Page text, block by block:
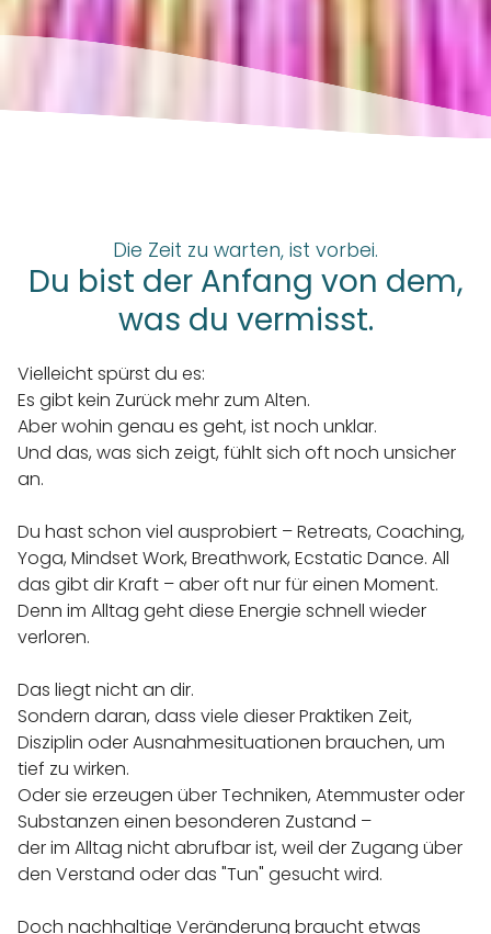
Die Zeit zu warten, ist vorbei.
Du bist der Anfang von dem,
was du vermisst.
Vielleicht spürst du es:
Es gibt kein Zurück mehr zum Alten.
Aber wohin genau es geht, ist noch unklar.
Und das, was sich zeigt, fühlt sich oft noch unsicher
an.
Du hast schon viel ausprobiert – Retreats, Coaching,
Yoga, Mindset Work, Breathwork, Ecstatic Dance. All
das gibt dir Kraft – aber oft nur für einen Moment.
Denn im Alltag geht diese Energie schnell wieder
verloren.
Das liegt nicht an dir.
Sondern daran, dass viele dieser Praktiken Zeit,
Disziplin oder Ausnahmesituationen brauchen, um
tief zu wirken.
Oder sie erzeugen über Techniken, Atemmuster oder
Substanzen einen besonderen Zustand –
der im Alltag nicht abrufbar ist, weil der Zugang über
den Verstand oder das "Tun" gesucht wird.
Doch nachhaltige Veränderung braucht etwas